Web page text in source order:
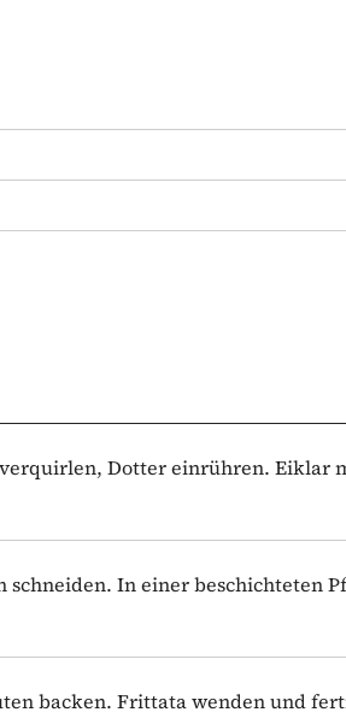
Dotter einrühren. Eiklar
In einer beschichteten
backen. Frittata wenden und